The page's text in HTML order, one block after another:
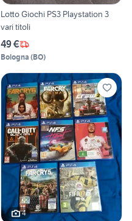
Lotto Giochi PS3 Playstation 3
vari titoli
49 €
Bologna (BO)
4